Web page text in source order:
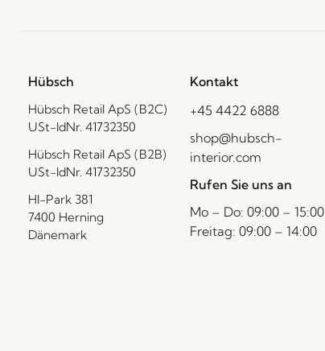
Hübsch
Hübsch Retail ApS (B2C)
USt-IdNr. 41732350
Hübsch Retail ApS (B2B)
USt-IdNr. 41732350
HI-Park 381
7400 Herning
Dänemark
Kontakt
+45 4422 6888
shop@hubsch-
interior.com
Rufen Sie uns an
Mo – Do: 09:00 – 15:00
Freitag: 09:00 – 14:00